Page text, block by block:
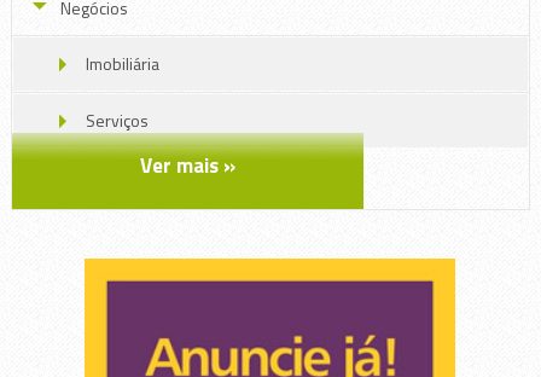
Negócios
Imobiliária
Serviços
Ver mais »